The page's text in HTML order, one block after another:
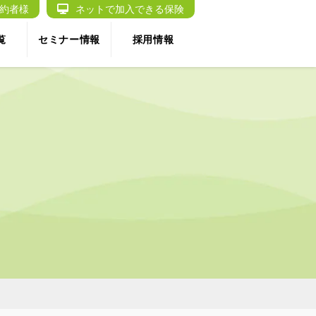
者様 ネットで加入できる保険
セミナー情報 採用情報